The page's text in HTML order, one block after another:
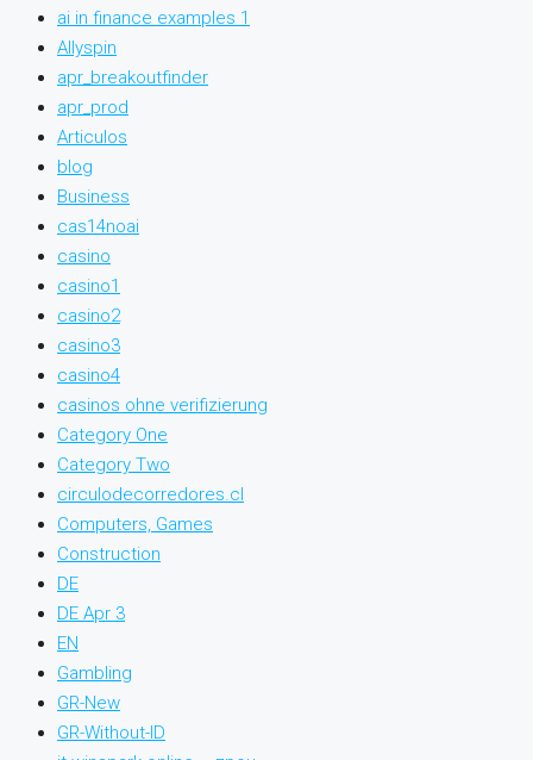
ai in finance examples 1
Allyspin
apr_breakoutfinder
apr_prod
Articulos
blog
Business
cas14noai
casino
casino1
casino2
casino3
casino4
casinos ohne verifizierung
Category One
Category Two
circulodecorredores.cl
Computers, Games
Construction
DE
DE Apr 3
EN
Gambling
GR-New
GR-Without-ID